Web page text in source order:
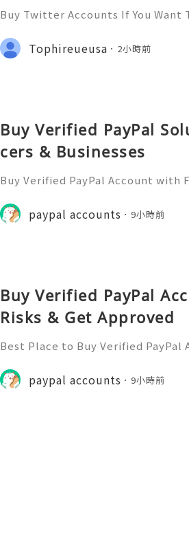
Buy Twitter Accounts If You Want
Social network and have Likes,
hares On All Of Your Posts. W
Tophireueusa 2小時前
Buy Verified PayPal
cers & Businesses
Buy Verified PayPal Account with
m: @BuySmmZone ✅ Skype:
paypal accounts 9小時前
Buy Verified PayPal
Risks & Get Approved
Best Place to Buy Verified PayPal
026, transaction speed is the
er you are bidding on a
paypal accounts 9小時前